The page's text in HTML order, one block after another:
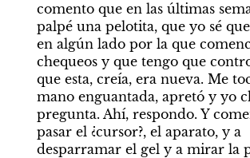
comento que en las últimas
palpé una pelotita, que yo sé
en algún lado por la que
chequeos y que tengo que
que esta, creía, era nueva. Me
mano enguantada, apretó y yo
pregunta. Ahí, respondo. Y
pasar el ¿cursor?, el aparato, y a
desparramar el gel y a mirar la